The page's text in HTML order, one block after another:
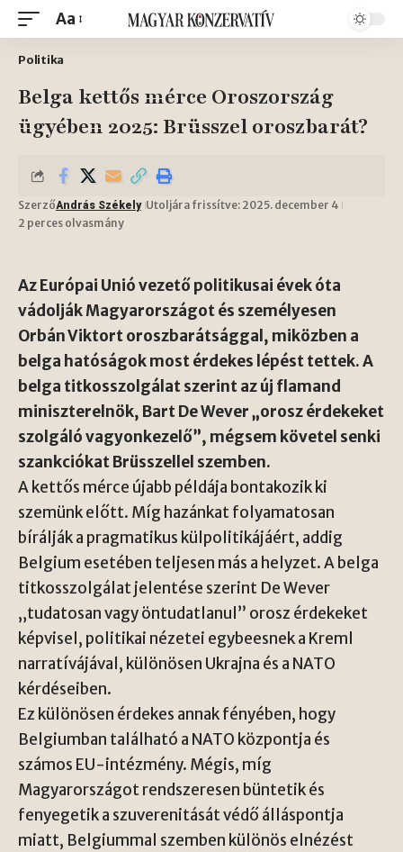
Aa
Politika
Belga kettős mérce Oroszország
ügyében 2025: Brüsszel oroszbarát?
SzerzőAndrás Székely Utoljára frissítve: 2025. december 4
2 perces olvasmány
Az Európai Unió vezető politikusai évek óta
vádolják Magyarországot és személyesen
Orbán Viktort oroszbarátsággal, miközben a
belga hatóságok most érdekes lépést tettek. A
belga titkosszolgálat szerint az új flamand
miniszterelnök, Bart De Wever „orosz érdekeket
szolgáló vagyonkezelő”, mégsem követel senki
szankciókat Brüsszellel szemben.
A kettős mérce újabb példája bontakozik ki
szemünk előtt. Míg hazánkat folyamatosan
bírálják a pragmatikus külpolitikájáért, addig
Belgium esetében teljesen más a helyzet. A belga
titkosszolgálat jelentése szerint De Wever
„tudatosan vagy öntudatlanul” orosz érdekeket
képvisel, politikai nézetei egybeesnek a Kreml
narratívájával, különösen Ukrajna és a NATO
kérdéseiben.
Ez különösen érdekes annak fényében, hogy
Belgiumban található a NATO központja és
számos EU-intézmény. Mégis, míg
Magyarországot rendszeresen büntetik és
fenyegetik a szuverenitását védő álláspontja
miatt, Belgiummal szemben különös elnézést